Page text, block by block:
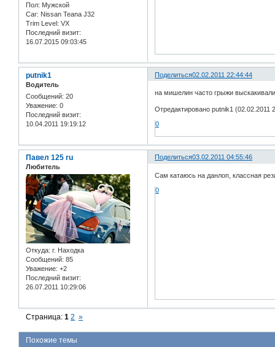
Пол: Мужской
Car: Nissan Teana J32
Trim Level: VX
Последний визит:
16.07.2015 09:03:45
Поделиться02.02.2011 22:44:44
putnik1
Водитель
Сообщений: 20
Уважение: 0
Последний визит:
10.04.2011 19:19:12
на мишелин часто грыжи выскакивали.
Отредактировано putnik1 (02.02.2011
0
Поделиться03.02.2011 04:55:46
Павел 125 ru
Любитель
Откуда: г. Находка
Сообщений: 85
Уважение: +2
Последний визит:
26.07.2011 10:29:06
Сам катаюсь на данлоп, классная
0
Страница:1 2 »
Похожие темы